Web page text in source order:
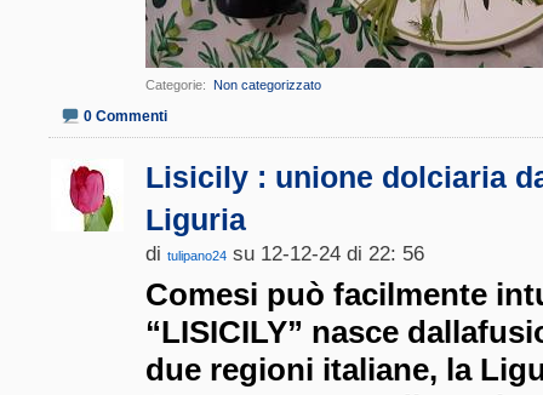
Categorie Non categorizzato
0 Commenti
Lisicily : unione dolciaria
Liguria
di tulipano24 su 12-12-24 di 22: 56
Comesi può facilmente
“LISICILY” nasce
due regioni italiane, la